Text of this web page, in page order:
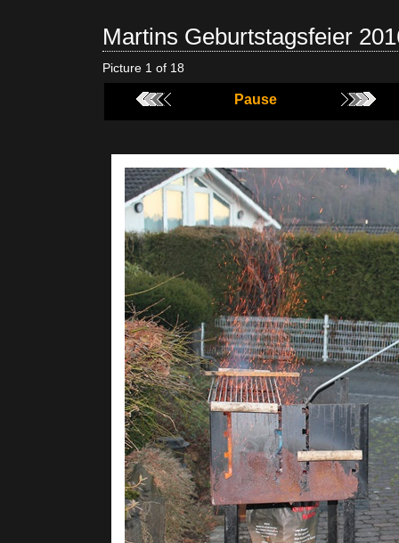
Martins Geburtstagsfeier
Picture 1 of 18
Pause